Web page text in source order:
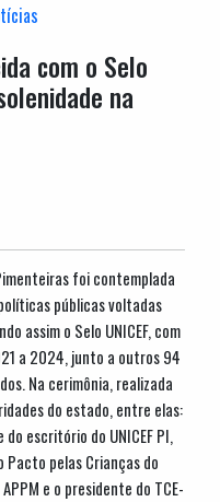
com o Selo
na
foi contemplada
públicas voltadas
assim o Selo UNICEF, com
a 2024, junto a outros 94
Na cerimônia, realizada
do estado, entre elas:
escritório do UNICEF PI,
Pacto pelas Crianças do
e o presidente do TCE-